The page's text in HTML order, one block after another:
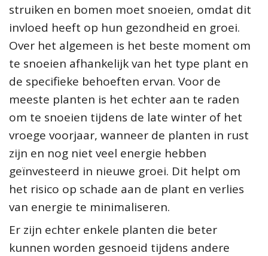
struiken en bomen moet snoeien, omdat dit
invloed heeft op hun gezondheid en groei.
Over het algemeen is het beste moment om
te snoeien afhankelijk van het type plant en
de specifieke behoeften ervan. Voor de
meeste planten is het echter aan te raden
om te snoeien tijdens de late winter of het
vroege voorjaar, wanneer de planten in rust
zijn en nog niet veel energie hebben
geïnvesteerd in nieuwe groei. Dit helpt om
het risico op schade aan de plant en verlies
van energie te minimaliseren.
Er zijn echter enkele planten die beter
kunnen worden gesnoeid tijdens andere